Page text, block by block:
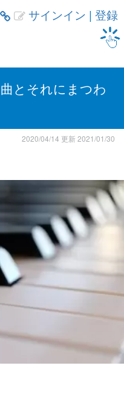
  サインイン | 登録
とそれにまつわ
2020/04/14 更新2021/01/30